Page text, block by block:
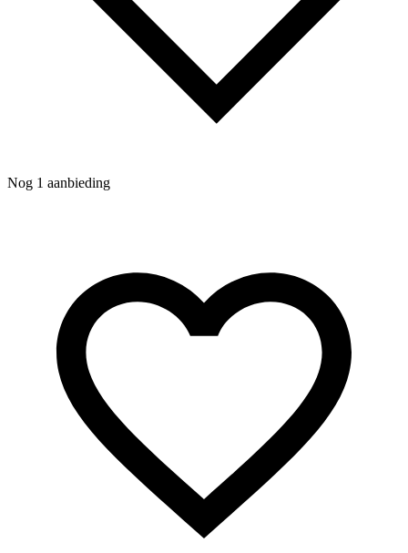
Nog 1 aanbieding